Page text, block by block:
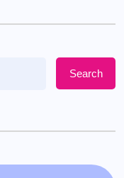
Search